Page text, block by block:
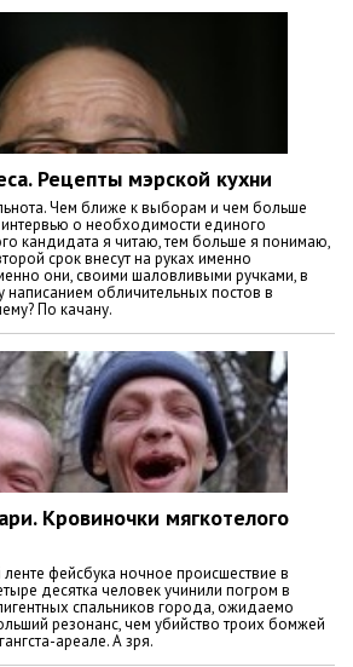
Рецепты мэрской кухни
Чем ближе к выборам и чем больше
о необходимости единого
кандидата я читаю, тем больше я понимаю,
срок внесут на руках именно
они, своими шаловливыми ручками, в
обличительных постов в
По качану.
Кровиночки мягкотелого
фейсбука ночное происшествие в
десятка человек учинили погром в
спальников города, ожидаемо
резонанс, чем убийство троих бомжей
ареале. А зря.